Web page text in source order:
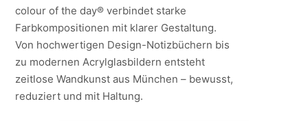
colour of the day® verbindet starke
Farbkompositionen mit klarer Gestaltung.
Von hochwertigen Design-Notizbüchern bis
zu modernen Acrylglasbildern entsteht
zeitlose Wandkunst aus München – bewusst,
reduziert und mit Haltung.